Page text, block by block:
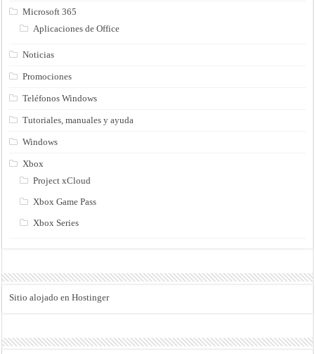
Microsoft 365
Aplicaciones de Office
Noticias
Promociones
Teléfonos Windows
Tutoriales, manuales y ayuda
Windows
Xbox
Project xCloud
Xbox Game Pass
Xbox Series
Sitio alojado en Hostinger